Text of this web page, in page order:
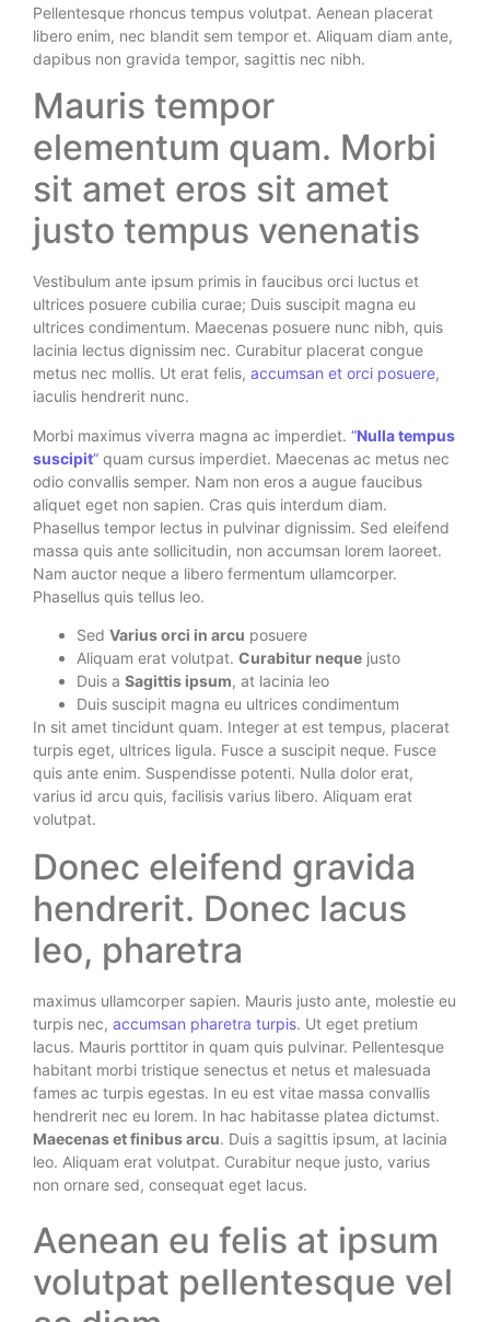
Pellentesque rhoncus tempus volutpat. Aenean placerat
libero enim, nec blandit sem tempor et. Aliquam diam ante,
dapibus non gravida tempor, sagittis nec nibh.
Mauris tempor
elementum quam. Morbi
sit amet eros sit amet
justo tempus venenatis
Vestibulum ante ipsum primis in faucibus orci luctus et
ultrices posuere cubilia curae; Duis suscipit magna eu
ultrices condimentum. Maecenas posuere nunc nibh, quis
lacinia lectus dignissim nec. Curabitur placerat congue
metus nec mollis. Ut erat felis, accumsan et orci posuere,
iaculis hendrerit nunc.
Morbi maximus viverra magna ac imperdiet. “Nulla tempus
suscipit“ quam cursus imperdiet. Maecenas ac metus nec
odio convallis semper. Nam non eros a augue faucibus
aliquet eget non sapien. Cras quis interdum diam.
Phasellus tempor lectus in pulvinar dignissim. Sed eleifend
massa quis ante sollicitudin, non accumsan lorem laoreet.
Nam auctor neque a libero fermentum ullamcorper.
Phasellus quis tellus leo.
Sed Varius orci in arcu posuere
Aliquam erat volutpat. Curabitur neque justo
Duis a Sagittis ipsum, at lacinia leo
Duis suscipit magna eu ultrices condimentum
In sit amet tincidunt quam. Integer at est tempus, placerat
turpis eget, ultrices ligula. Fusce a suscipit neque. Fusce
quis ante enim. Suspendisse potenti. Nulla dolor erat,
varius id arcu quis, facilisis varius libero. Aliquam erat
volutpat.
Donec eleifend gravida
hendrerit. Donec lacus
leo, pharetra
maximus ullamcorper sapien. Mauris justo ante, molestie eu
turpis nec, accumsan pharetra turpis. Ut eget pretium
lacus. Mauris porttitor in quam quis pulvinar. Pellentesque
habitant morbi tristique senectus et netus et malesuada
fames ac turpis egestas. In eu est vitae massa convallis
hendrerit nec eu lorem. In hac habitasse platea dictumst.
Maecenas et finibus arcu. Duis a sagittis ipsum, at lacinia
leo. Aliquam erat volutpat. Curabitur neque justo, varius
non ornare sed, consequat eget lacus.
Aenean eu felis at ipsum
volutpat pellentesque vel